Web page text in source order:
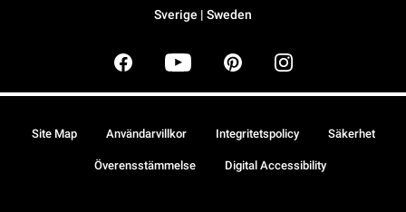
Sverige | Sweden
Site Map Användarvillkor Integritetspolicy Säkerhet
Överensstämmelse Digital Accessibility